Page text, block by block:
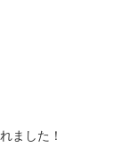
お待ち申し上げてお
を留めていただき、
って大きな励みとな
大変光栄に存じま
ました！